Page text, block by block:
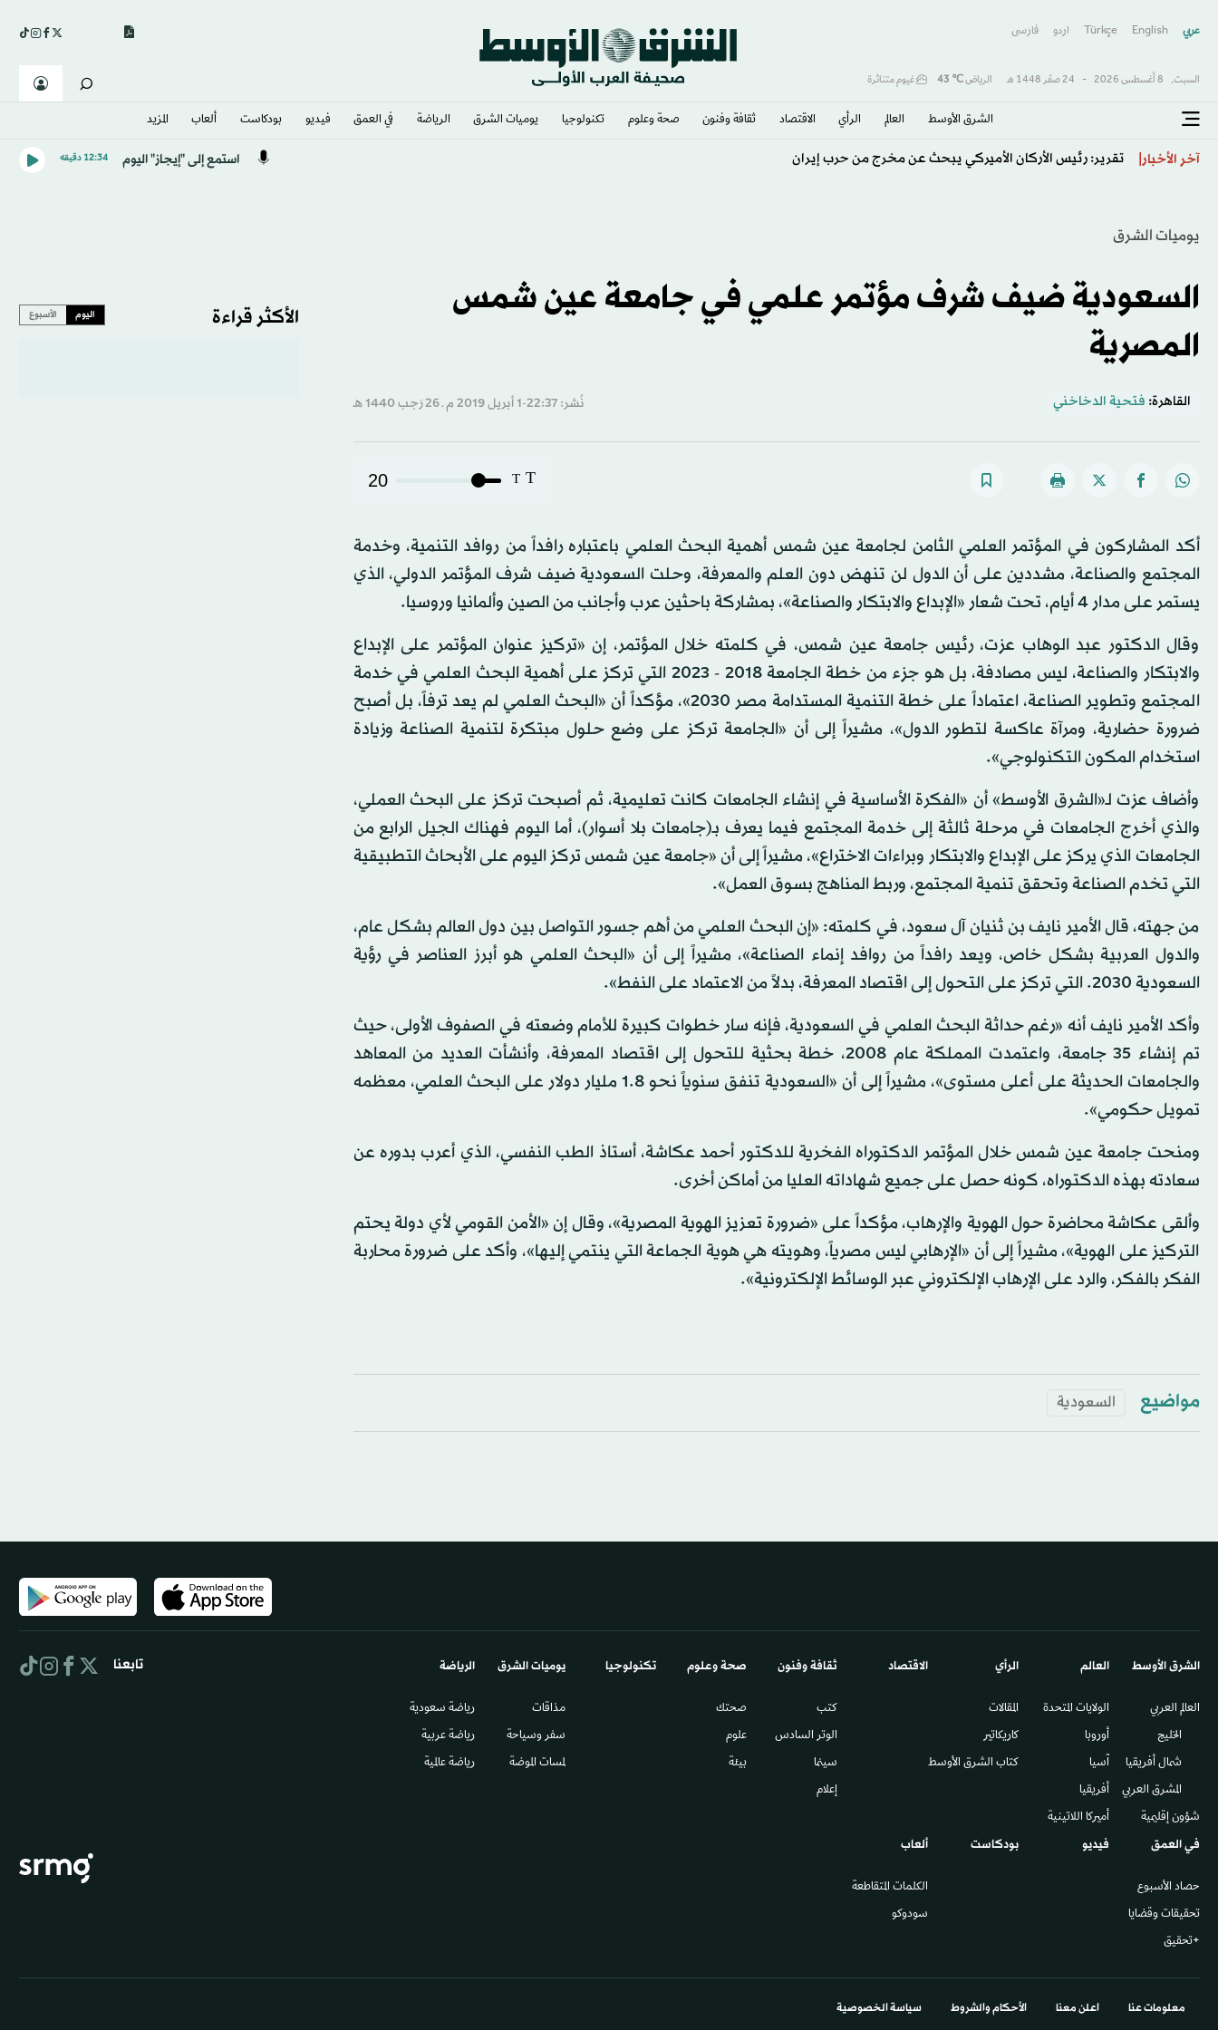
عربي English
Türkçe اردو فارسى
السبت, 8 أغسطس 2026 - 24 صفَر 1448 هـ الرياض℃
43 غيوم متناثرة
الشرق الأوسط​ العالم الرأي الاقتصاد ثقافة وفنون صحة وعلوم تكنولوجيا يوميات الشرق​ الرياضة في العمق فيديو بودكاست ألعاب المزيد
آخر الأخبار تقرير: رئيس الأركان الأميركي يبحث عن مخرج من حرب إيران استمع إلى "إيجاز" اليوم 12:34 دقيقه
يوميات الشرق
السعودية ضيف شرف مؤتمر علمي في جامعة عين شمس
المصرية
القاهرة: فتحية الدخاخني نُشر: 22:37-1 أبريل 2019 م ـ 26 رَجب 1440 هـ
T
T
20
أكد المشاركون في المؤتمر العلمي الثامن لجامعة عين شمس أهمية البحث العلمي باعتباره رافداً من روافد التنمية، وخدمة
المجتمع والصناعة، مشددين على أن الدول لن تنهض دون العلم والمعرفة، وحلت السعودية ضيف شرف المؤتمر الدولي، الذي
يستمر على مدار 4 أيام، تحت شعار «الإبداع والابتكار والصناعة»، بمشاركة باحثين عرب وأجانب من الصين وألمانيا وروسيا.
وقال الدكتور عبد الوهاب عزت، رئيس جامعة عين شمس، في كلمته خلال المؤتمر، إن «تركيز عنوان المؤتمر على الإبداع
والابتكار والصناعة، ليس مصادفة، بل هو جزء من خطة الجامعة 2018 - 2023 التي تركز على أهمية البحث العلمي في خدمة
المجتمع وتطوير الصناعة، اعتماداً على خطة التنمية المستدامة مصر 2030»، مؤكداً أن «البحث العلمي لم يعد ترفاً، بل أصبح
ضرورة حضارية، ومرآة عاكسة لتطور الدول»، مشيراً إلى أن «الجامعة تركز على وضع حلول مبتكرة لتنمية الصناعة وزيادة
استخدام المكون التكنولوجي».
وأضاف عزت لـ«الشرق الأوسط» أن «الفكرة الأساسية في إنشاء الجامعات كانت تعليمية، ثم أصبحت تركز على البحث العملي،
والذي أخرج الجامعات في مرحلة ثالثة إلى خدمة المجتمع فيما يعرف بـ(جامعات بلا أسوار)، أما اليوم فهناك الجيل الرابع من
الجامعات الذي يركز على الإبداع والابتكار وبراءات الاختراع»، مشيراً إلى أن «جامعة عين شمس تركز اليوم على الأبحاث التطبيقية
التي تخدم الصناعة وتحقق تنمية المجتمع، وربط المناهج بسوق العمل».
من جهته، قال الأمير نايف بن ثنيان آل سعود، في كلمته: «إن البحث العلمي من أهم جسور التواصل بين دول العالم بشكل عام،
والدول العربية بشكل خاص، ويعد رافداً من روافد إنماء الصناعة»، مشيراً إلى أن «البحث العلمي هو أبرز العناصر في رؤية
السعودية 2030. التي تركز على التحول إلى اقتصاد المعرفة، بدلاً من الاعتماد على النفط».
وأكد الأمير نايف أنه «رغم حداثة البحث العلمي في السعودية، فإنه سار خطوات كبيرة للأمام وضعته في الصفوف الأولى، حيث
تم إنشاء 35 جامعة، واعتمدت المملكة عام 2008، خطة بحثية للتحول إلى اقتصاد المعرفة، وأنشأت العديد من المعاهد
والجامعات الحديثة على أعلى مستوى»، مشيراً إلى أن «السعودية تنفق سنوياً نحو 1.8 مليار دولار على البحث العلمي، معظمه
تمويل حكومي».
ومنحت جامعة عين شمس خلال المؤتمر الدكتوراه الفخرية للدكتور أحمد عكاشة، أستاذ الطب النفسي، الذي أعرب بدوره عن
سعادته بهذه الدكتوراه، كونه حصل على جميع شهاداته العليا من أماكن أخرى.
وألقى عكاشة محاضرة حول الهوية والإرهاب، مؤكداً على «ضرورة تعزيز الهوية المصرية»، وقال إن «الأمن القومي لأي دولة يحتم
التركيز على الهوية»، مشيراً إلى أن «الإرهابي ليس مصرياً، وهويته هي هوية الجماعة التي ينتمي إليها»، وأكد على ضرورة محاربة
الفكر بالفكر، والرد على الإرهاب الإلكتروني عبر الوسائط الإلكترونية».
مواضيع السعودية
الأكثر قراءة اليوم الأسبوع
الشرق الأوسط​
العالم العربي
الخليج
شمال أفريقيا
المشرق العربي
شؤون إقليمية
العالم
الولايات المتحدة
أوروبا
آسيا
أفريقيا
أميركا اللاتينية
الرأي
المقالات
كاريكاتير
كتاب الشرق الأوسط
الاقتصاد ثقافة وفنون
كتب
الوتر السادس​
سينما
إعلام
صحة وعلوم
صحتك
علوم
بيئة
تكنولوجيا يوميات الشرق​
مذاقات
سفر وسياحة
لمسات الموضة
الرياضة
رياضة سعودية
رياضة عربية
رياضة عالمية
في العمق
حصاد الأسبوع
تحقيقات وقضايا
+تحقيق
فيديو بودكاست ألعاب
الكلمات المتقاطعة
سودوكو
تابعنا
معلومات عنا اعلن معنا الأحكام والشروط سياسة الخصوصية